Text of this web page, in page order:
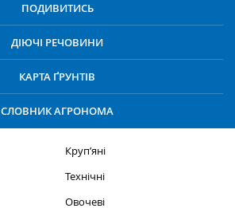
ПОДИВИТИСЬ
ДІЮЧІ РЕЧОВИНИ
КАРТА ҐРУНТІВ
СЛОВНИК АГРОНОМА
Круп’яні
Технічні
Овочеві